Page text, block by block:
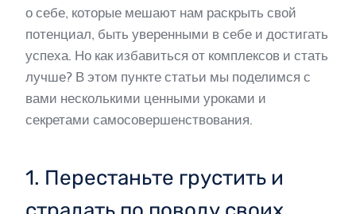
о себе, которые мешают нам раскрыть свой
потенциал, быть уверенными в себе и достигать
успеха. Но как избавиться от комплексов и стать
лучше? В этом пункте статьи мы поделимся с
вами несколькими ценными уроками и
секретами самосовершенствования.
1. Перестаньте грустить и